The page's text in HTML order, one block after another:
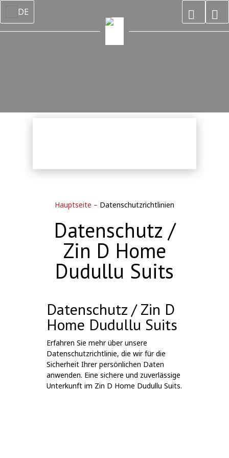
DE
Hauptseite – Datenschutzrichtlinien
Datenschutz /
Zin D Home
Dudullu Suits
Datenschutz / Zin D
Home Dudullu Suits
Erfahren Sie mehr über unsere
Datenschutzrichtlinie, die wir für die
Sicherheit Ihrer persönlichen Daten
anwenden. Eine sichere und zuverlässige
Unterkunft im Zin D Home Dudullu Suits.